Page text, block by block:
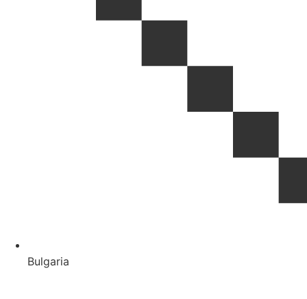
Bulgaria